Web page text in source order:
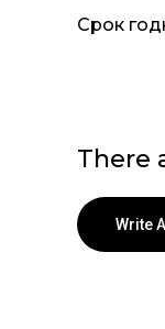
Срок
There
Write